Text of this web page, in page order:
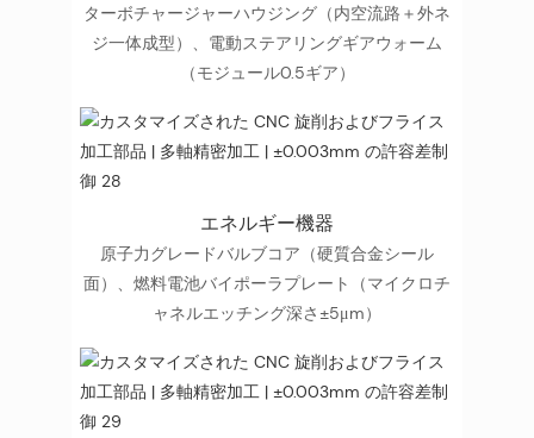
ターボチャージャーハウジング（内空流路＋外ネ
ジ一体成型）、電動ステアリングギアウォーム
（モジュール0.5ギア）
エネルギー機器
原子力グレードバルブコア（硬質合金シール
面）、燃料電池バイポーラプレート（マイクロチ
ャネルエッチング深さ±5μm）